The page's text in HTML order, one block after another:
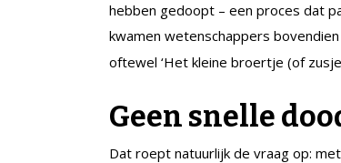
hebben gedoopt – een proces dat
kwamen wetenschappers
oftewel ‘Het kleine broertje (of
Geen snelle
Dat roept natuurlijk de vraag op: